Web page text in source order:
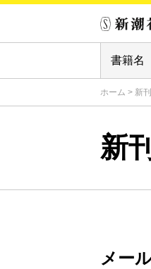
ホーム > 新
新
メー